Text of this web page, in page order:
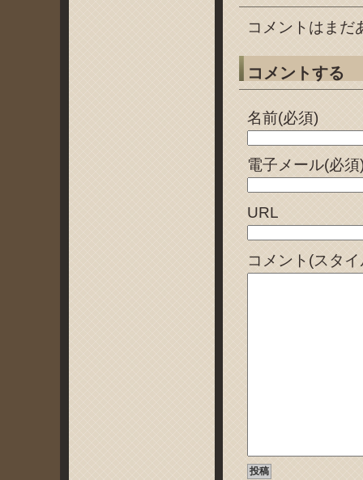
コメントはまだ
コメントする
名前(必須)
電子メール(必須
URL
コメント(スタ